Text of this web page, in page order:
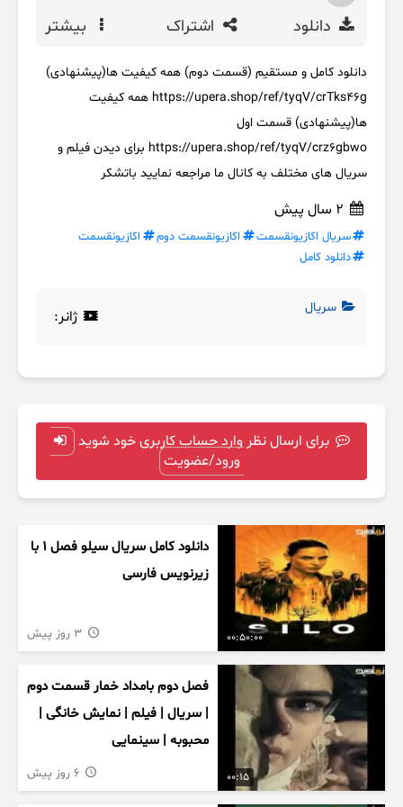
دانلود اشتراک بیشتر
دانلود کامل و مستقیم (قسمت دوم) همه کیفیت ها(پیشنهادی)
https://upera.shop/ref/tyqV/crTks46g همه کیفیت
ها(پیشنهادی) قسمت اول
https://upera.shop/ref/tyqV/crz6gbwo برای دیدن فیلم و
سریال های مختلف به کانال ما مراجعه نمایید باتشکر
سریال اکازیونقسمت اکازیونقسمت دوم
اکازیونقسمت
دانلود کامل
سریال ژانر:
برای ارسال نظر وارد حساب کاربری خود شوید
ورود/عضویت
00:50:00
دانلود کامل سریال سیلو فصل ۱ با
زیرنویس فارسی
00:15
فصل دوم بامداد خمار قسمت دوم
| سریال | فیلم | نمایش خانگی |
محبوبه | سینمایی